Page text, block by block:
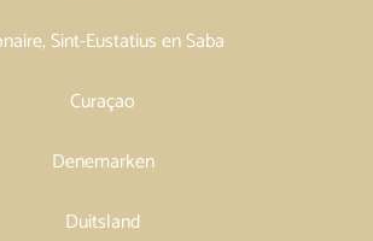
Sint-Eustatius en Saba
Curaçao
Denemarken
Duitsland